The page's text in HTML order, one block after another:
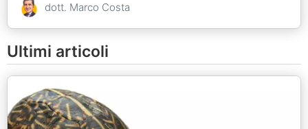
dott. Marco Costa
Ultimi articoli